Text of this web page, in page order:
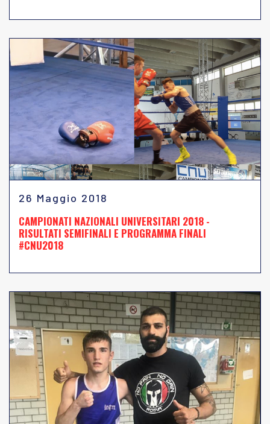
26 Maggio 2018
CAMPIONATI NAZIONALI UNIVERSITARI 2018 -
RISULTATI SEMIFINALI E PROGRAMMA FINALI
#CNU2018